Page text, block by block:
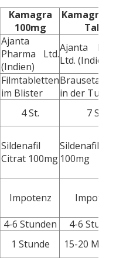
Kamagra
100mg
Kamagra
Tabs
Ajanta
Pharma Ltd.
(Indien)
Ajanta
Ltd. (Indien)
Filmtabletten
im Blister
in der Tube
4 St. 7 St.
Sildenafil
Citrat 100mg
Sildenafil
100mg
Impotenz
4-6 Stunden
4-6
1 Stunde 15-20